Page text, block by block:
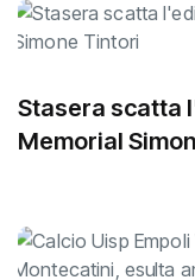
Stasera scatta
Memorial